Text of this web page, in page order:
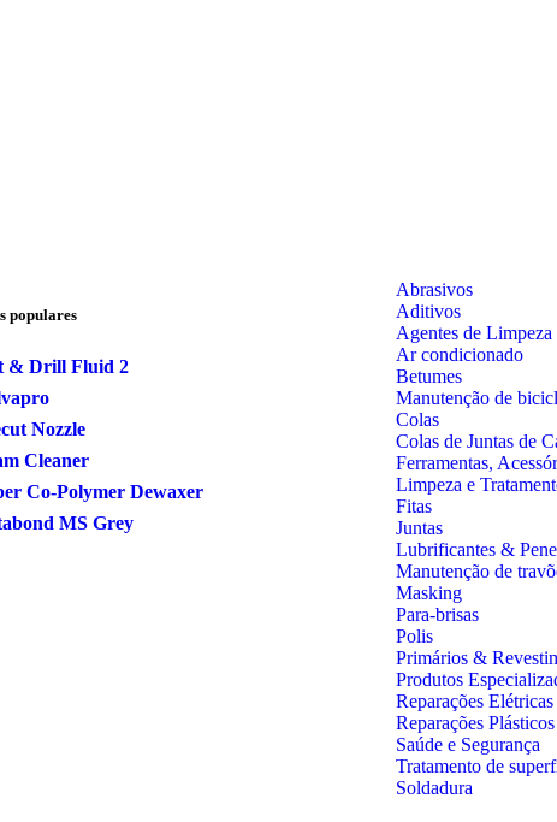
populares
& Drill Fluid 2
Nozzle
Cleaner
Co-Polymer Dewaxer
MS Grey
Abrasivos
Aditivos
Agentes de Limpeza
Ar condicionado
Betumes
Manutenção de
Colas
Colas de Juntas de
Ferramentas,
Limpeza e
Fitas
Juntas
Lubrificantes &
Manutenção de
Masking
Para-brisas
Polis
Primários &
Produtos
Reparações Elétricas
Reparações
Saúde e Segurança
Tratamento de
Soldadura